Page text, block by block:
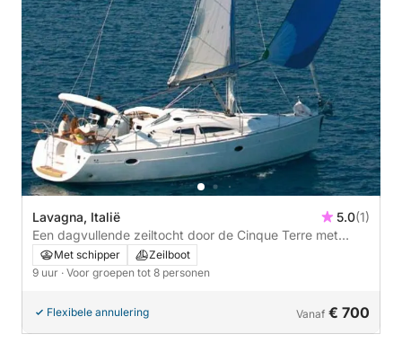
Lavagna, Italië 5.0(1)
Een dagvullende zeiltocht door de Cinque Terre met
aperitief en wijnproeverij.
Met schipper
Zeilboot
9 uur · Voor groepen tot 8 personen
Flexibele annulering Vanaf € 700